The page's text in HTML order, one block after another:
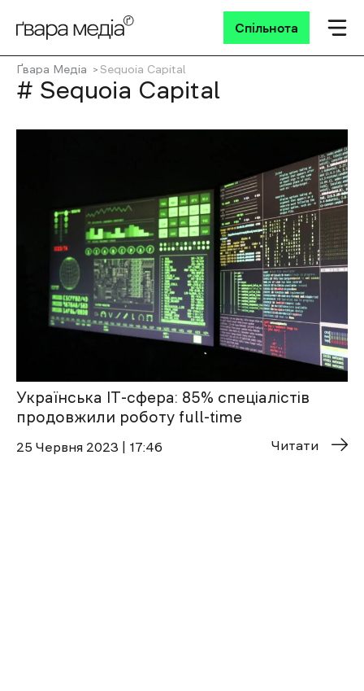
Спільнота
Ґвара Медіа Sequoia Capital
# Sequoia Capital
Українська ІТ-сфера: 85% спеціалістів
продовжили роботу full-time
25 Червня 2023 | 17:46 Читати